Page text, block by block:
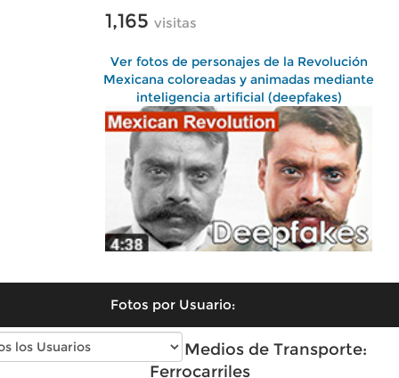
1,165 visitas
Ver fotos de personajes de la Revolución
Mexicana coloreadas y animadas mediante
inteligencia artificial (deepfakes)
Fotos por Usuario:
Fotos antiguas de Medios de Transporte:
Ferrocarriles